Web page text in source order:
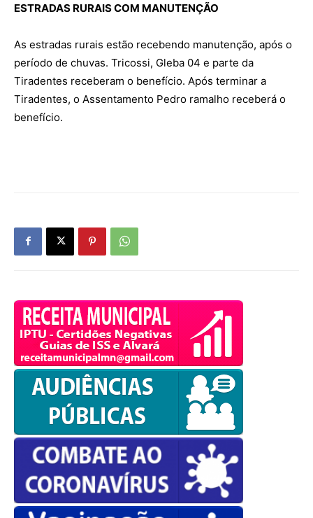
ESTRADAS RURAIS COM MANUTENÇÃO
As estradas rurais estão recebendo manutenção, após o
período de chuvas. Tricossi, Gleba 04 e parte da
Tiradentes receberam o benefício. Após terminar a
Tiradentes, o Assentamento Pedro ramalho receberá o
benefício.